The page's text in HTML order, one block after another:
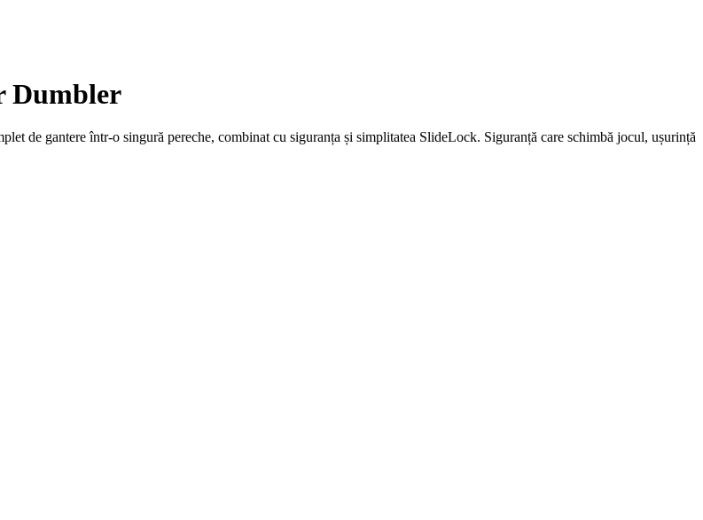
Dumbler
de gantere într-o singură pereche, combinat cu siguranța și simplitatea SlideLock. Siguranță care schimbă jocul, ușurință